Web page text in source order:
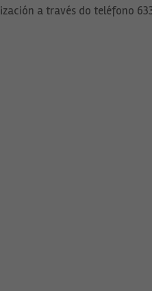
a través do teléfono